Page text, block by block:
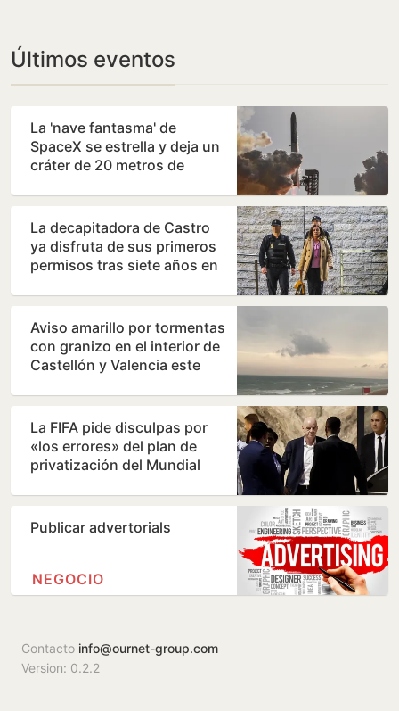
Últimos eventos
La 'nave fantasma' de
SpaceX se estrella y deja un
cráter de 20 metros de
La decapitadora de Castro
ya disfruta de sus primeros
permisos tras siete años en
Aviso amarillo por tormentas
con granizo en el interior de
Castellón y Valencia este
La FIFA pide disculpas por
«los errores» del plan de
privatización del Mundial
Publicar advertorials
NEGOCIO
Contacto info@ournet-group.com
Version: 0.2.2